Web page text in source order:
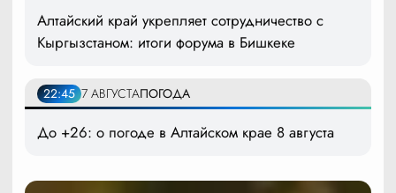
Алтайский край укрепляет сотрудничество с
Кыргызстаном: итоги форума в Бишкеке
22:45 7 АВГУСТАПОГОДА
До +26: о погоде в Алтайском крае 8 августа